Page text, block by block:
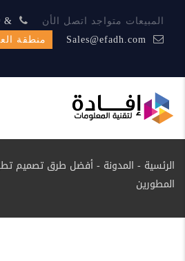
المبيعات متواجد اتصل الأن &
منطقة
الرئسية - المدونة -
المطورين